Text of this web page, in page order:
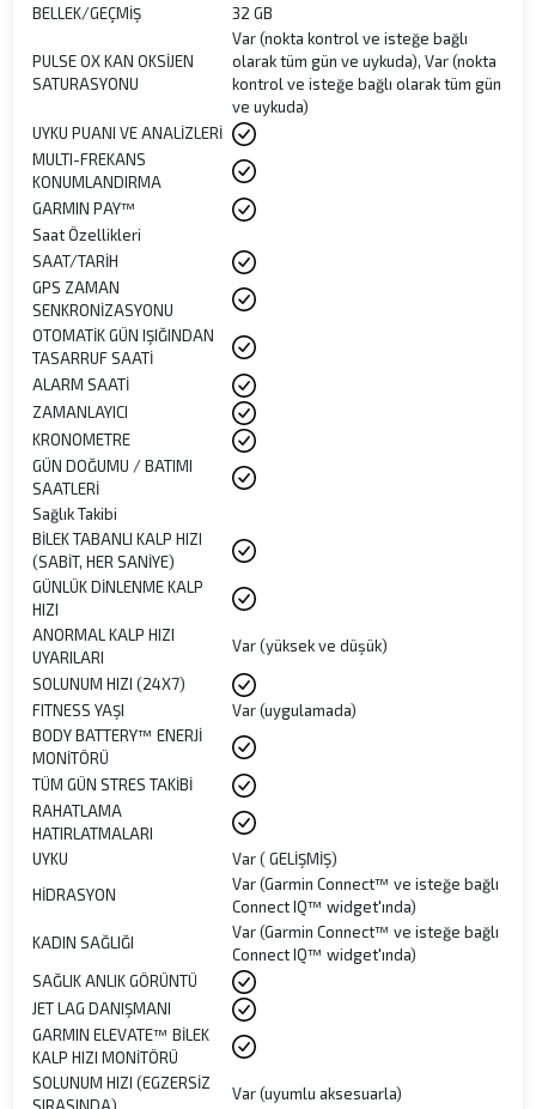
BELLEK/GEÇMİŞ
32 GB
PULSE OX KAN OKSİJEN
SATURASYONU
Var (nokta kontrol ve isteğe bağlı
olarak tüm gün ve uykuda), Var (nokta
kontrol ve isteğe bağlı olarak tüm gün
ve uykuda)
UYKU PUANI VE ANALİZLERİ
MULTI-FREKANS
KONUMLANDIRMA
GARMIN PAY™
Saat Özellikleri
SAAT/TARİH
GPS ZAMAN
SENKRONİZASYONU
OTOMATİK GÜN IŞIĞINDAN
TASARRUF SAATİ
ALARM SAATİ
ZAMANLAYICI
KRONOMETRE
GÜN DOĞUMU / BATIMI
SAATLERİ
Sağlık Takibi
BİLEK TABANLI KALP HIZI
(SABİT, HER SANİYE)
GÜNLÜK DİNLENME KALP
HIZI
ANORMAL KALP HIZI
UYARILARI
Var (yüksek ve düşük)
SOLUNUM HIZI (24X7)
FITNESS YAŞI
Var (uygulamada)
BODY BATTERY™ ENERJİ
MONİTÖRÜ
TÜM GÜN STRES TAKİBİ
RAHATLAMA
HATIRLATMALARI
UYKU
Var ( GELİŞMİŞ)
HİDRASYON
Var (Garmin Connect™ ve isteğe bağlı
Connect IQ™ widget'ında)
KADIN SAĞLIĞI
Var (Garmin Connect™ ve isteğe bağlı
Connect IQ™ widget'ında)
SAĞLIK ANLIK GÖRÜNTÜ
JET LAG DANIŞMANI
GARMIN ELEVATE™ BİLEK
KALP HIZI MONİTÖRÜ
SOLUNUM HIZI (EGZERSİZ
Var (uyumlu aksesuarla)